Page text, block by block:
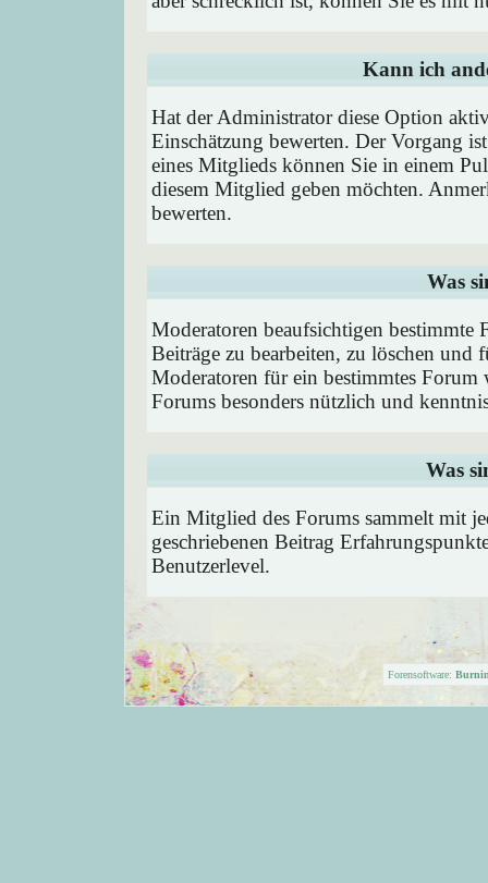
Kann ich
Hat der Administrator diese Option
Einschätzung bewerten. Der Vorgang
eines Mitglieds können Sie in einem
diesem Mitglied geben möchten.
bewerten.
Was
Moderatoren beaufsichtigen
Beiträge zu bearbeiten, zu löschen und
Moderatoren für ein bestimmtes Forum
Forums besonders nützlich und
Was
Ein Mitglied des Forums sammelt mit
geschriebenen Beitrag
Benutzerlevel.
Forensoftware: